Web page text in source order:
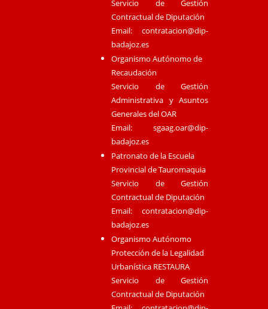
Servicio de Gestión
Contractual de Diputación
Email:contratacion@dip-
badajoz.es
Organismo Autónomo de
Recaudación
Servicio de Gestión
Administrativa y Asuntos
Generales del OAR
Email:sgaag.oar@dip-
badajoz.es
Patronato de la Escuela
Provincial de Tauromaquia
Servicio de Gestión
Contractual de Diputación
Email:contratacion@dip-
badajoz.es
Organismo Autónomo
Protección de la Legalidad
Urbanística RESTAURA
Servicio de Gestión
Contractual de Diputación